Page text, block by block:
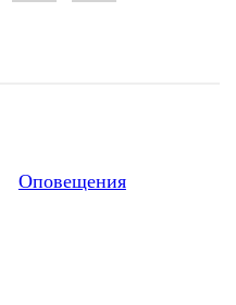
Оповещения